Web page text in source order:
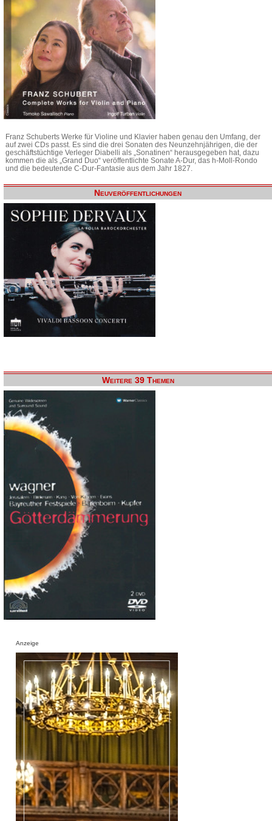
Franz Schuberts Werke für Violine und Klavier haben genau den Umfang, der
auf zwei CDs passt. Es sind die drei Sonaten des Neunzehnjährigen, die der
geschäftstüchtige Verleger Diabelli als „Sonatinen“ herausgegeben hat, dazu
kommen die als „Grand Duo“ veröffentlichte Sonate A-Dur, das h-Moll-Rondo
und die bedeutende C-Dur-Fantasie aus dem Jahr 1827.
Neuveröffentlichungen
Weitere 39 Themen
Anzeige